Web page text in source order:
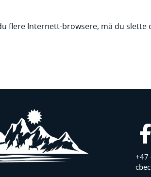
flere Internett-browsere, må du slette
+47